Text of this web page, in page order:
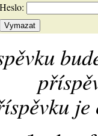
Heslo:
je